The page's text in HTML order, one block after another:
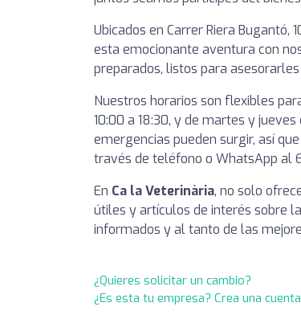
Ubicados en Carrer Riera
esta emocionante aventura con
preparados, listos para
Nuestros horarios son flexibles
10:00 a 18:30, y de martes y jueves
emergencias pueden surgir, así
través de teléfono o WhatsApp al
En Ca la Veterinària, no solo
útiles y artículos de interés sobre
informados y al tanto de las
¿Quieres solicitar un cambio?
¿Es esta tu empresa? Crea una